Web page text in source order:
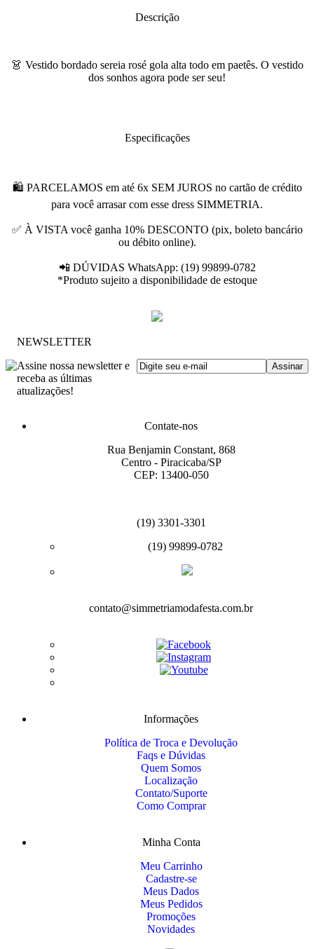
Descrição
👗 Vestido bordado sereia rosé gola alta todo em paetês. O vestido
dos sonhos agora pode ser seu!
Especificações
🛍 PARCELAMOS em até 6x SEM JUROS no cartão de crédito
para você arrasar com esse dress SIMMETRIA.
✅ À VISTA você ganha 10% DESCONTO (pix, boleto bancário
ou débito online).
📲 DÚVIDAS WhatsApp: (19) 99899-0782
*Produto sujeito a disponibilidade de estoque
NEWSLETTER
Assine nossa newsletter e
receba as últimas
atualizações!
Contate-nos
Rua Benjamin Constant, 868
Centro - Piracicaba/SP
CEP: 13400-050
(19) 3301-3301
(19) 99899-0782
contato@simmetriamodafesta.com.br
Informações
Política de Troca e Devolução
Faqs e Dúvidas
Quem Somos
Localização
Contato/Suporte
Como Comprar
Minha Conta
Meu Carrinho
Cadastre-se
Meus Dados
Meus Pedidos
Promoções
Novidades